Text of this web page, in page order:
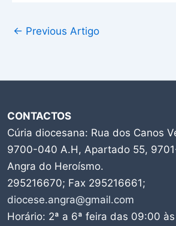
← Previous Artigo
CONTACTOS
Cúria diocesana: Rua dos Canos
9700-040 A.H, Apartado 55,
Angra do Heroísmo.
295216670; Fax 295216661;
diocese.angra@gmail.com
Horário: 2ª a 6ª feira das 09:00